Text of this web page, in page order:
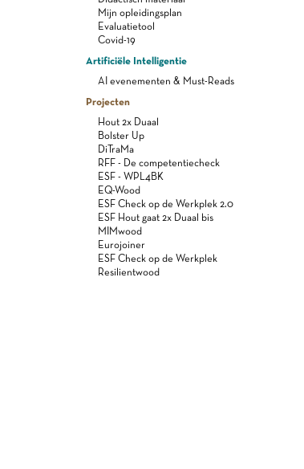
Mijn opleidingsplan
Evaluatietool
Covid-19
Artificiële Intelligentie
AI evenementen & Must-Reads
Projecten
Hout 2x Duaal
Bolster Up
DiTraMa
RFF - De competentiecheck
ESF - WPL4BK
EQ-Wood
ESF Check op de Werkplek 2.0
ESF Hout gaat 2x Duaal bis
MIMwood
Eurojoiner
ESF Check op de Werkplek
Resilientwood